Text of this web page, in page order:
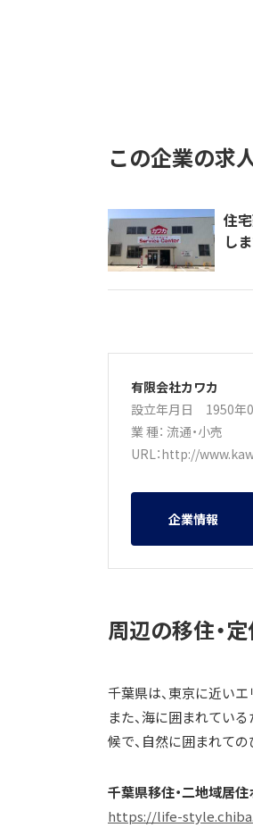
この企業の求
住
し
有限会社カワカ
設立年月日 1950年
業 種： 流通・小売
URL：http://
企業情報
周辺の移住・
千葉県は、東京に近い
また、海に囲まれてい
候で、自然に囲まれて
千葉県移住・二地域居
https://life-